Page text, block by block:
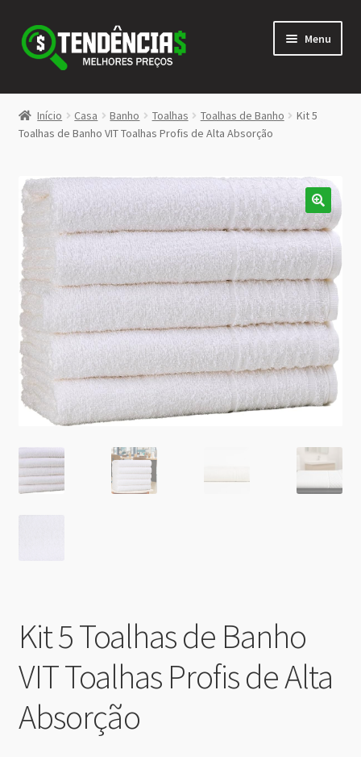
Pular
para
navegação
Pular
para
conteúdo
Menu
LOJA
<>
Início Casa Banho Toalhas Toalhas de Banho
Kit 5
Toalhas de Banho VIT Toalhas Profis de Alta Absorção
Kit 5 Toalhas de Banho
VIT Toalhas Profis de Alta
Absorção